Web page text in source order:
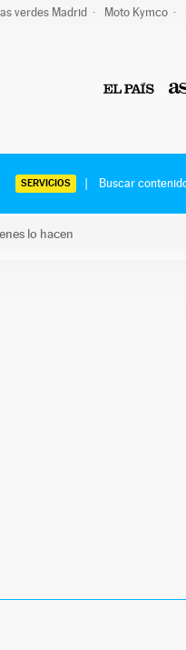
verdes Madrid Moto Kymco
SERVICIOS
lo hacen